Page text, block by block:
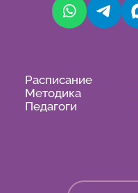
Расписание
Методика
Педагоги